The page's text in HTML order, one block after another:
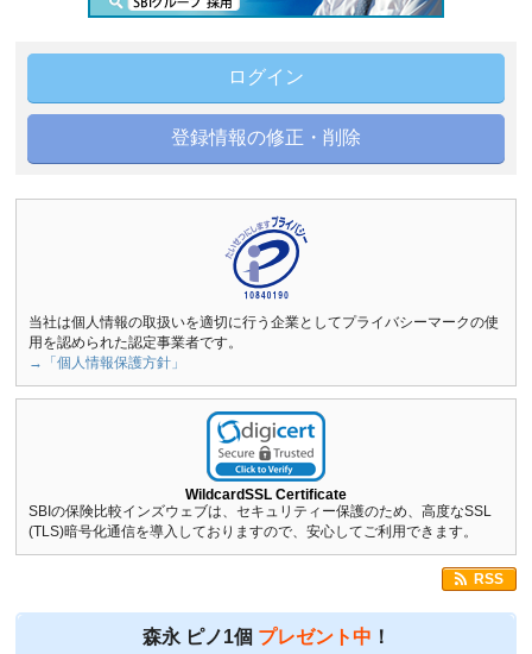
ログイン
登録情報の修正・削除
当社は個人情報の取扱いを適切に行う企業としてプライバシーマークの使
用を認められた認定事業者です。
→「個人情報保護方針」
WildcardSSL Certificate
SBIの保険比較インズウェブは、セキュリティー保護のため、高度なSSL
(TLS)暗号化通信を導入しておりますので、安心してご利用できます。
RSS
森永 ピノ1個 プレゼント中 ！